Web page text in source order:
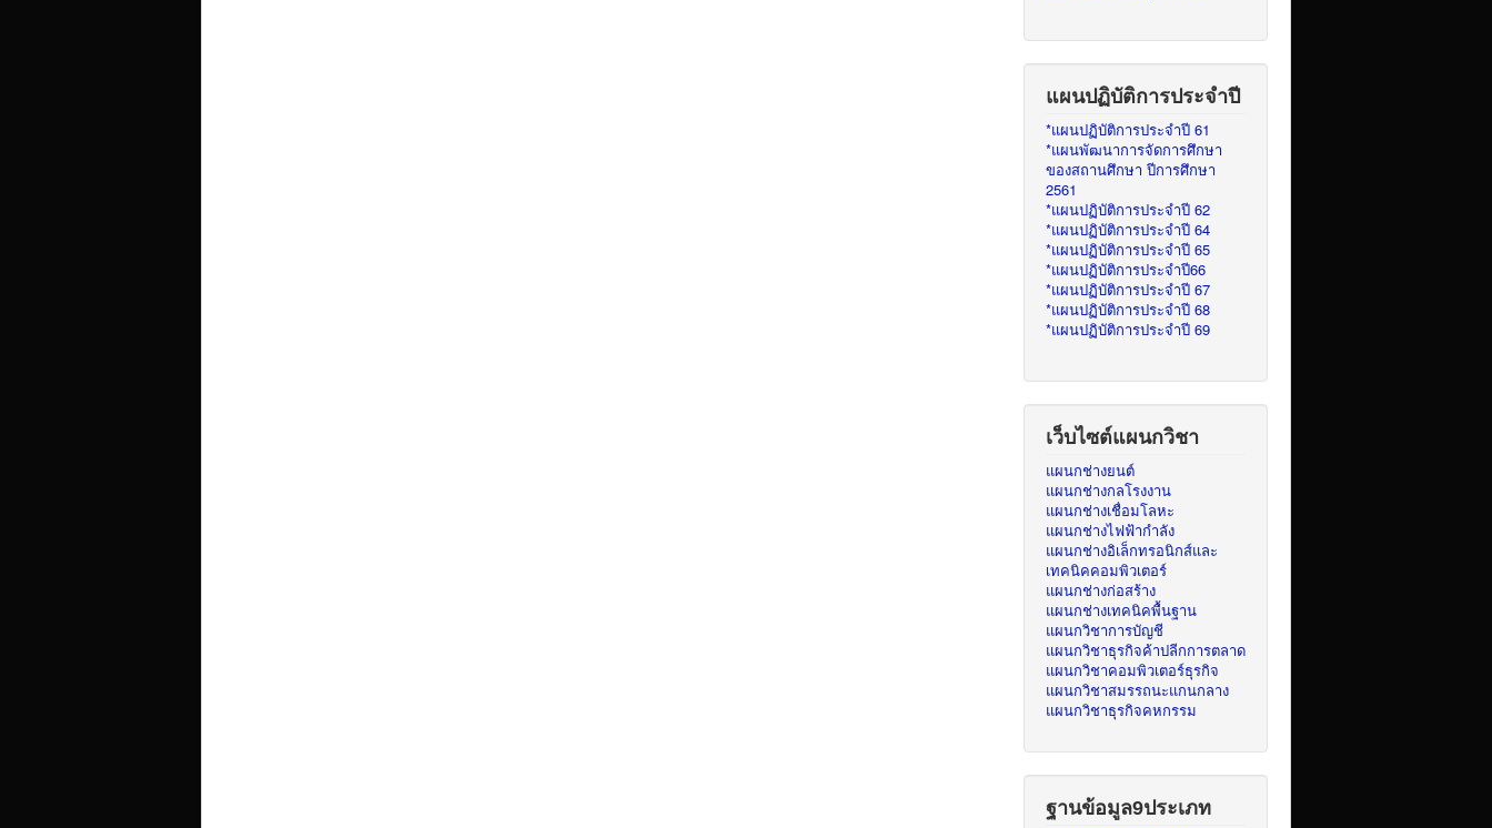
แผนปฏิบัติการประจำปี
*แผนปฏิบัติการประจำปี 61
*แผนพัฒนาการจัดการศึกษา
ของสถานศึกษา ปีการศึกษา
2561
*แผนปฏิบัติการประจำปี 62
*แผนปฏิบัติการประจำปี 64
*แผนปฏิบัติการประจำปี 65
*แผนปฏิบัติการประจำปี66
*แผนปฏิบัติการประจำปี 67
*แผนปฏิบัติการประจำปี 68
*แผนปฏิบัติการประจำปี 69
เว็บไซต์แผนกวิชา
แผนกช่างยนต์
แผนกช่างกลโรงงาน
แผนกช่างเชื่อมโลหะ
แผนกช่างไฟฟ้ากำลัง
แผนกช่างอิเล็กทรอนิกส์และ
เทคนิคคอมพิวเตอร์
แผนกช่างก่อสร้าง
แผนกช่างเทคนิคพื้นฐาน
แผนกวิชาการบัญชี
แผนกวิชาธุรกิจค้าปลีกการตลาด
แผนกวิชาคอมพิวเตอร์ธุรกิจ
แผนกวิชาสมรรถนะแกนกลาง
แผนกวิชาธุรกิจคหกรรม
ฐานข้อมูล9ประเภท